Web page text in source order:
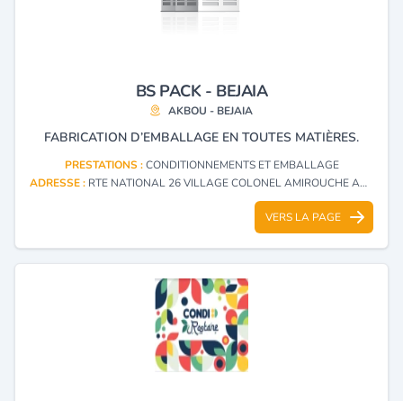
BS PACK - BEJAIA
AKBOU - BEJAIA
FABRICATION D’EMBALLAGE EN TOUTES MATIÈRES.
PRESTATIONS :CONDITIONNEMENTS ET EMBALLAGE
ADRESSE : RTE NATIONAL 26 VILLAGE COLONEL AMIROUCHE AKBOU - BEJAIA
VERS LA PAGE